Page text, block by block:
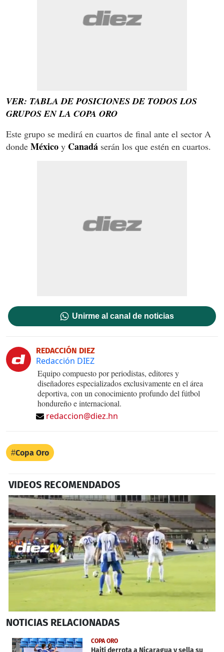
VER: TABLA DE POSICIONES DE TODOS LOS
GRUPOS EN LA COPA ORO
Este grupo se medirá en cuartos de final ante el sector A
donde México y Canadá serán los que estén en cuartos.
Unirme al canal de noticias
REDACCIÓN DIEZ
Redacción DIEZ
Equipo compuesto por periodistas, editores y
diseñadores especializados exclusivamente en el área
deportiva, con un conocimiento profundo del fútbol
hondureño e internacional.
redaccion@diez.hn
Copa Oro
VIDEOS RECOMENDADOS
of
minute,
0
NOTICIAS RELACIONADAS
COPA ORO